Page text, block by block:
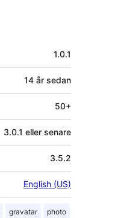
1.0.1
14 år sedan
50+
3.0.1 eller senare
3.5.2
English (US)
gravatar photo